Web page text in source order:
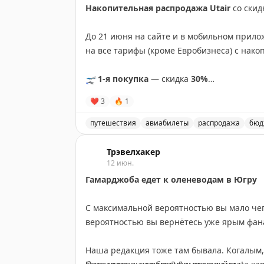
знакомых есть те, кто мечтает о Курилах
информацию.
Если всё ещё думали и не оформили карту
🌎 Трэвелхакер
Накопительная распродажа Utair со
До 21 июня на сайте и в мобильном
на все тарифы (кроме Евробизнеса) с
🛫 1-я покупка — скидка 30%
🛫🛫 3-я покупка
Один участник может оформить по одному
Действуетна перелёты
авторизован в личном кабинете
❤ 3 🔥 1
путешествия авиабилеты распродажа
Трэвелхакер
12 июн.
Гамарджоба едет к оленеводам в Югру
С максимальной вероятностью вы мало
вероятностью вы вернётесь уже ярым
Наша редакция тоже там бывала.